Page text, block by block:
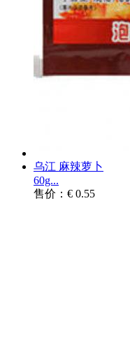
乌江 麻辣萝卜
60g...
售价：€ 0.55